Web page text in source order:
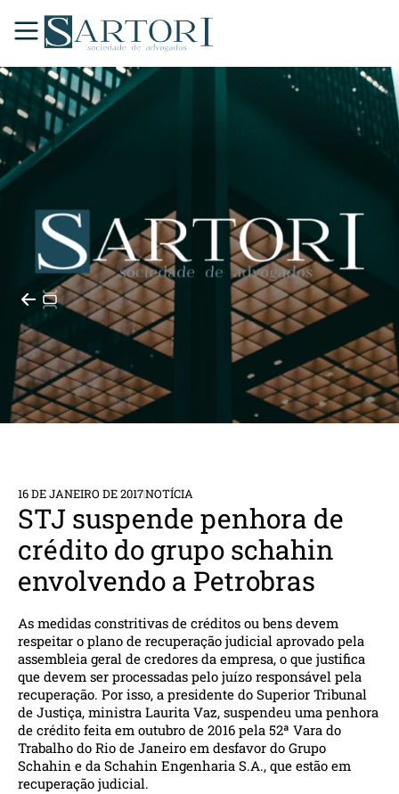
16 DE JANEIRO DE 2017NOTÍCIA
STJ suspende penhora de
crédito do grupo schahin
envolvendo a Petrobras
As medidas constritivas de créditos ou bens devem
respeitar o plano de recuperação judicial aprovado pela
assembleia geral de credores da empresa, o que justifica
que devem ser processadas pelo juízo responsável pela
recuperação. Por isso, a presidente do Superior Tribunal
de Justiça, ministra Laurita Vaz, suspendeu uma penhora
de crédito feita em outubro de 2016 pela 52ª Vara do
Trabalho do Rio de Janeiro em desfavor do Grupo
Schahin e da Schahin Engenharia S.A., que estão em
recuperação judicial.